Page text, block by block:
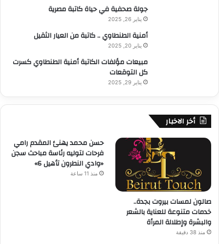
جولة صحفية في حياة كاتبة مصرية
يناير 26, 2025
أمنية الطنطاوي .. كاتبة من العيار الثقيل
يناير 20, 2025
مبيعات مؤلفات الكاتبة أمنية الطنطاوي كسرت
كل التوقعات
يناير 29, 2025
أخر الاخبار
صالون لمسات بيروت بجدة..
خدمات متنوعة للعناية بالشعر
والبشرة وإطلالة المرأة
منذ 38 دقيقة
حسن محمد يهنئ المقدم رامي
فرحات لتوليه رئاسة مباحث سجن
«وادي النطرون تأهيل 6»
منذ 11 ساعة